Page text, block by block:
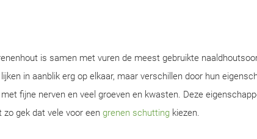
is samen met vuren de meest gebruikte
in aanblik erg op elkaar, maar verschillen door hun
fijne nerven en veel groeven en kwasten. Deze
zo gek dat vele voor een grenen schutting kiezen.